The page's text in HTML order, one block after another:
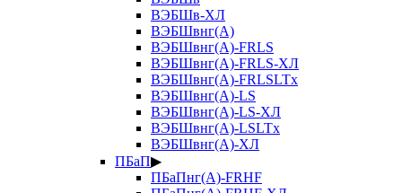
ВЭБШв-ХЛ
ВЭБШвнг(А)
ВЭБШвнг(А)-FRLS
ВЭБШвнг(А)-FRLS-ХЛ
ВЭБШвнг(А)-FRLSLTx
ВЭБШвнг(А)-LS
ВЭБШвнг(А)-LS-ХЛ
ВЭБШвнг(А)-LSLTx
ВЭБШвнг(А)-ХЛ
ПБаП▶
ПБаПнг(А)-FRHF